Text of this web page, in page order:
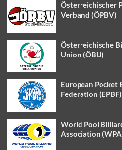
Österreichischer
Verband (ÖPBV)
Österreichische
Union (ÖBU)
European Pocket
Federation (EPBF)
World Pool
Association